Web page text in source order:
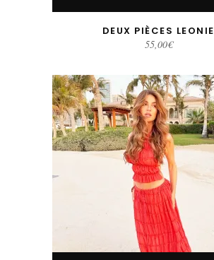
DEUX PIÈCES LEONIE
55,00€